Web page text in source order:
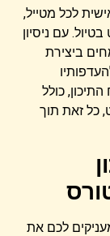
לכל מטייל,
עם ניסיון
מתמחים ביצירת
כולל
כל זאת תוך
לכם את